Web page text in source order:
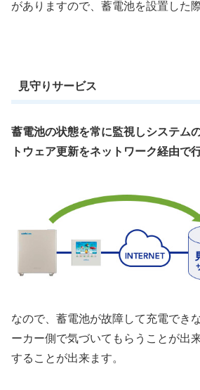
がありますので、蓄電池を設置した
見守りサービス
蓄電池の状態を常に監視しシステム
トウェア更新をネットワーク経由で
なので、蓄電池が故障して充電でき
ーカー側で気づいてもらうことが出
することが出来ます。